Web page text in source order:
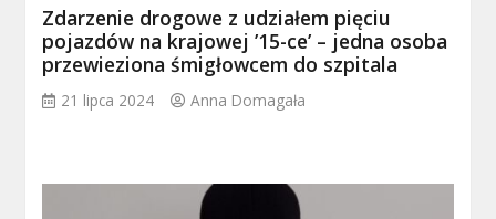
Zdarzenie drogowe z udziałem pięciu
pojazdów na krajowej ’15-ce’ – jedna osoba
przewieziona śmigłowcem do szpitala
21 lipca 2024 Anna Domagała